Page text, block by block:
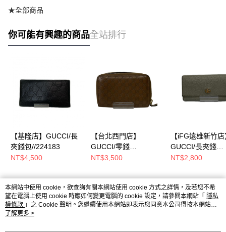
★全部商品
你可能有興趣的商品全站排行
【基隆店】GUCCI/長
夾錢包//224183
NT$4,500
【台北西門店】
GUCCI/零錢
包//255452
NT$3,500
【iFG遠雄新竹
GUCCI/長夾錢
包//456116
NT$2,800
熱門標籤
本網站中使用 cookie，欲查詢有關本網站使用 cookie 方式之詳情，及若您不希
望在電腦上使用 cookie 時應如何變更電腦的 cookie 設定，請參閱本網站「 隱私
權條款 」之 Cookie 聲明。您繼續使用本網站即表示您同意本公司得按本網站使
用條款之 Cookie 聲明使用 cookie。
了解更多 >